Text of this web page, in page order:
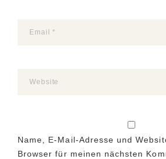
Name, E-Mail-Adresse und
Browser für meinen nächsten